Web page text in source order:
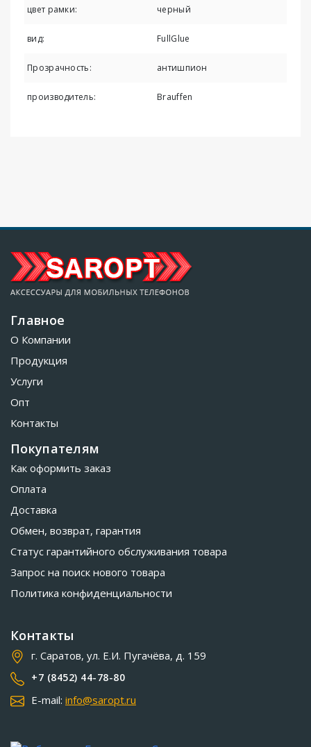
цвет рамки: черный
вид: FullGlue
Прозрачность: антишпион
производитель: Brauffen
Главное
О Компании
Продукция
Услуги
Опт
Контакты
Покупателям
Как оформить заказ
Оплата
Доставка
Обмен, возврат, гарантия
Статус гарантийного обслуживания товара
Запрос на поиск нового товара
Политика конфиденциальности
Контакты
г. Саратов, ул. Е.И. Пугачёва, д. 159
+7 (8452) 44-78-80
E-mail: info@saropt.ru